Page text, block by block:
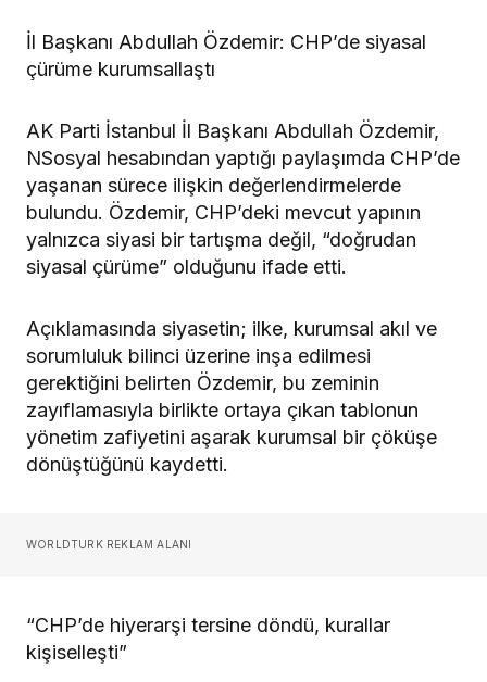
İl Başkanı Abdullah Özdemir: CHP’de siyasal
çürüme kurumsallaştı
AK Parti İstanbul İl Başkanı Abdullah Özdemir,
NSosyal hesabından yaptığı paylaşımda CHP’de
yaşanan sürece ilişkin değerlendirmelerde
bulundu. Özdemir, CHP’deki mevcut yapının
yalnızca siyasi bir tartışma değil, “doğrudan
siyasal çürüme” olduğunu ifade etti.
Açıklamasında siyasetin; ilke, kurumsal akıl ve
sorumluluk bilinci üzerine inşa edilmesi
gerektiğini belirten Özdemir, bu zeminin
zayıflamasıyla birlikte ortaya çıkan tablonun
yönetim zafiyetini aşarak kurumsal bir çöküşe
dönüştüğünü kaydetti.
WORLDTURK REKLAM ALANI
“CHP’de hiyerarşi tersine döndü, kurallar
kişiselleşti”